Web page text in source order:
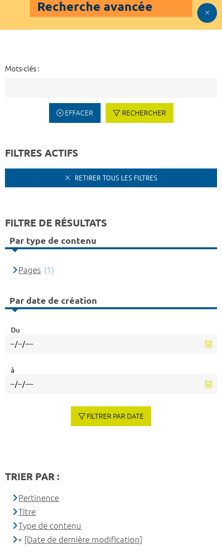
Recherche avancée
Mots-clés :
EFFACER RECHERCHER
FILTRES ACTIFS
RETIRER TOUS LES FILTRES
FILTRE DE RÉSULTATS
Par type de contenu
Pages (1)
Par date de création
Du
à
FILTRER PAR DATE
TRIER PAR :
Pertinence
Titre
Type de contenu
[Date de dernière modification]